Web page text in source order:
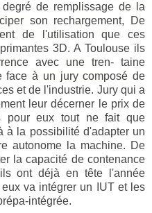
degré de remp lissagede la
son rechargement,
De
ent de l'uti lisationque ces
3D. A Toulouse ils
ence avec une tren- taine
faceà un jury composéde
et de l'industrie. Jury qui a
leur décerner le prix de
pour eux tout ne fait que
à la possibilité d'adapter un
autonome la machine. De
la capacité de contenance
ont déjà en tête l'année
va intégrer un IUT et les
intégrée.